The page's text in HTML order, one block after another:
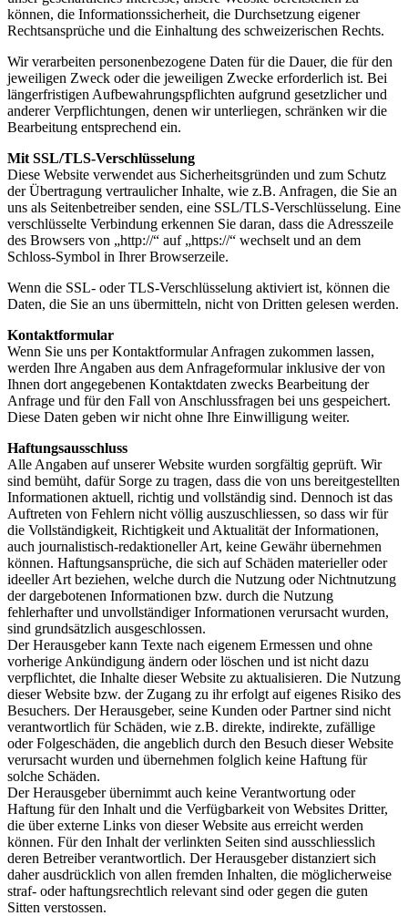
können, die Informationssicherheit, die Durchsetzung eigener
Rechtsansprüche und die Einhaltung des schweizerischen Rechts.
Wir verarbeiten personenbezogene Daten für die Dauer, die für den
jeweiligen Zweck oder die jeweiligen Zwecke erforderlich ist. Bei
längerfristigen Aufbewahrungspflichten aufgrund gesetzlicher und
anderer Verpflichtungen, denen wir unterliegen, schränken wir die
Bearbeitung entsprechend ein.
Mit SSL/TLS-Verschlüsselung
Diese Website verwendet aus Sicherheitsgründen und zum Schutz
der Übertragung vertraulicher Inhalte, wie z.B. Anfragen, die Sie an
uns als Seitenbetreiber senden, eine SSL/TLS-Verschlüsselung. Eine
verschlüsselte Verbindung erkennen Sie daran, dass die Adresszeile
des Browsers von „http://“ auf „https://“ wechselt und an dem
Schloss-Symbol in Ihrer Browserzeile.
Wenn die SSL- oder TLS-Verschlüsselung aktiviert ist, können die
Daten, die Sie an uns übermitteln, nicht von Dritten gelesen werden.
Kontaktformular
Wenn Sie uns per Kontaktformular Anfragen zukommen lassen,
werden Ihre Angaben aus dem Anfrageformular inklusive der von
Ihnen dort angegebenen Kontaktdaten zwecks Bearbeitung der
Anfrage und für den Fall von Anschlussfragen bei uns gespeichert.
Diese Daten geben wir nicht ohne Ihre Einwilligung weiter.
Haftungsausschluss
Alle Angaben auf unserer Website wurden sorgfältig geprüft. Wir
sind bemüht, dafür Sorge zu tragen, dass die von uns bereitgestellten
Informationen aktuell, richtig und vollständig sind. Dennoch ist das
Auftreten von Fehlern nicht völlig auszuschliessen, so dass wir für
die Vollständigkeit, Richtigkeit und Aktualität der Informationen,
auch journalistisch-redaktioneller Art, keine Gewähr übernehmen
können. Haftungsansprüche, die sich auf Schäden materieller oder
ideeller Art beziehen, welche durch die Nutzung oder Nichtnutzung
der dargebotenen Informationen bzw. durch die Nutzung
fehlerhafter und unvollständiger Informationen verursacht wurden,
sind grundsätzlich ausgeschlossen.
Der Herausgeber kann Texte nach eigenem Ermessen und ohne
vorherige Ankündigung ändern oder löschen und ist nicht dazu
verpflichtet, die Inhalte dieser Website zu aktualisieren. Die Nutzung
dieser Website bzw. der Zugang zu ihr erfolgt auf eigenes Risiko des
Besuchers. Der Herausgeber, seine Kunden oder Partner sind nicht
verantwortlich für Schäden, wie z.B. direkte, indirekte, zufällige
oder Folgeschäden, die angeblich durch den Besuch dieser Website
verursacht wurden und übernehmen folglich keine Haftung für
solche Schäden.
Der Herausgeber übernimmt auch keine Verantwortung oder
Haftung für den Inhalt und die Verfügbarkeit von Websites Dritter,
die über externe Links von dieser Website aus erreicht werden
können. Für den Inhalt der verlinkten Seiten sind ausschliesslich
deren Betreiber verantwortlich. Der Herausgeber distanziert sich
daher ausdrücklich von allen fremden Inhalten, die möglicherweise
straf- oder haftungsrechtlich relevant sind oder gegen die guten
Sitten verstossen.